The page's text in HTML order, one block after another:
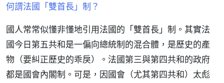
何謂法國「雙首長」制？
國人常常似懂非懂地引用法國的「雙首長」制。其實法
國今日第五共和是一偏向總統制的混合體，是歷史的產
物（要糾正歷史的乖戾）。法國第三與第四共和的政府
都是國會內閣制。可是，因國會（尤其第四共和）太彪